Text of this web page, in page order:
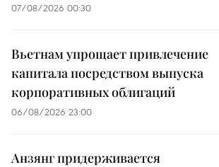
07/08/2026 00:30
Вьетнам упрощает привлечение
капитала посредством выпуска
корпоративных облигаций
06/08/2026 23:00
Анзянг придерживается